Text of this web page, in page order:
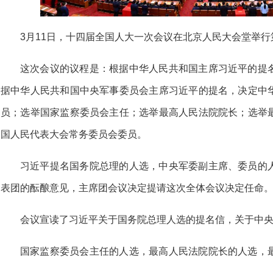
3月11日，十四届全国人大一次会议在北京人民大会堂举
这次会议的议程是：根据中华人民共和国主席习近平的
据中华人民共和国中央军事委员会主席习近平的提名，决定
员；选举国家监察委员会主任；选举最高人民法院院长；选
国人民代表大会常务委员会委员。
习近平提名国务院总理的人选，中央军委副主席、委员
表团的酝酿意见，主席团会议决定提请这次全体会议决定任命。
会议宣读了习近平关于国务院总理人选的提名信，关于中
国家监察委员会主任的人选，最高人民法院院长的人选